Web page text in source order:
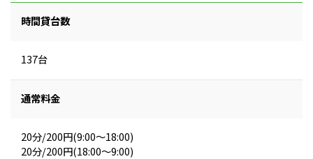
時間貸台数
137台
通常料金
20分/200円(9:00～18:00)
20分/200円(18:00～9:00)